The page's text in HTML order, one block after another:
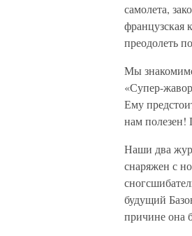
самолета,
французская
преодолеть
Мы
«Супер-
Ему
нам полезен!
Наши два
снаряжен с
будущий
причине она